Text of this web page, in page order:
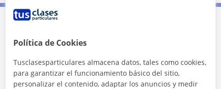
Tarifa 30€/h
1ª clase gratis
Política de Cookies
Tusclasesparticulares almacena datos, tales como cookies,
para garantizar el funcionamiento básico del sitio,
personalizar el contenido, adaptar los anuncios y medir